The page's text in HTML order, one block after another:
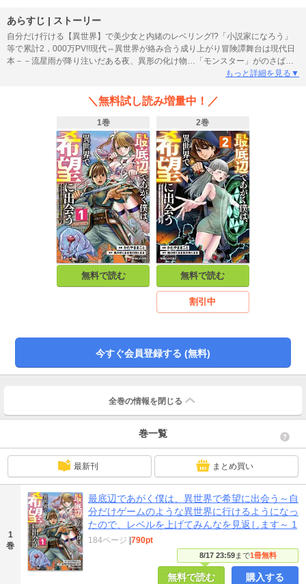
あらすじ | ストーリー
自分だけ行ける【異世界】で美少女と内緒のレベリング!?「小説家になろう」
等で累計2，000万PV!!現代⇔異世界が絡み合う成り上がり冒険譚舞台は現代日
本－－流星雨が降り注いだある夜、異形の化け物…「モンスター」がのさばる
「ダンジョン」が世界中に出現した。そして全世界の人々は、自身の「ステー
ンに潜りモンスターを狩る事が人々の義務となった。ステータスによってあら
強者の荷物持ちとして、ダンジョンに潜る辛い日々を送っていた。しかし、ダ
ンジョンでBランクモンスター・アルゴスと遭遇しタカシの運命は回り出す。タ
カシは異世界ファンタジーの世界「イスディフイ」へ自由に転移できるように
なり、そこで自分だけ【レベルアップ】できるようになったのだ。これは、最
弱から成り上がる少年の冒険譚－－。
もっと詳細を見る▼
＼無料試し読み増量中！／
1巻
無料で読む
2巻
無料で読む
割引中
今すぐ会員登録する (無料)
全巻の情報を 閉じる
巻一覧
最新刊 まとめ買い
1
巻
最底辺であがく僕は、異世界で希望に出会う～自
分だけゲームのような異世界に行けるようになっ
たので、レベルを上げてみんなを見返します～ 1
8/17 23:59まで1冊無料
184ページ 790pt
無料で読む 購入する